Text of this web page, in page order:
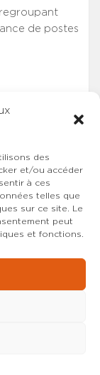
des
et/ou accéder
à ces
telles que
sur ce site. Le
peut
et fonctions.
de postes